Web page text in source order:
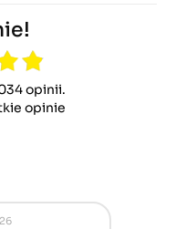
opinii.
opinie